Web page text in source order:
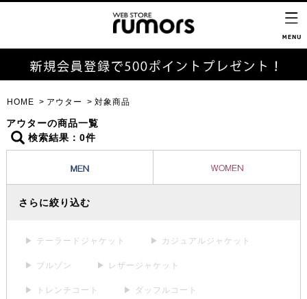
HOME アウター 対象商品
アウターの商品一覧
検索結果：0件
さらに絞り込む
▶ テーラードジャケット ▶ カジュアルジャケット
▶ ブルゾン ▶ レザージャケット
▶ トレンチコート ▶ ダッフルコート